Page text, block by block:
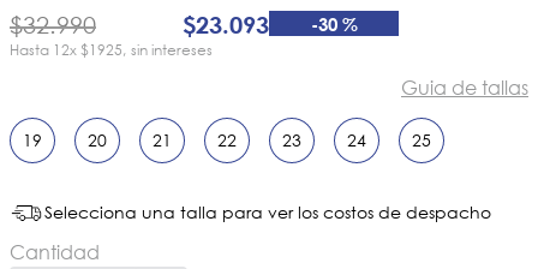
$32.990 $23.093 -30 %
12x$1925 sin intereses
Guia de tallas
19 20 21 22 23 24 25
Selecciona una talla para ver los costos de despacho
Cantidad